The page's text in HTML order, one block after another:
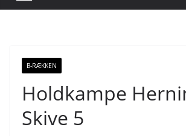
B-RÆKKEN
Holdkampe
Skive 5